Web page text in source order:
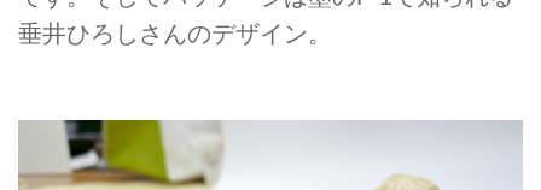
垂井ひろしさんのデザイン。